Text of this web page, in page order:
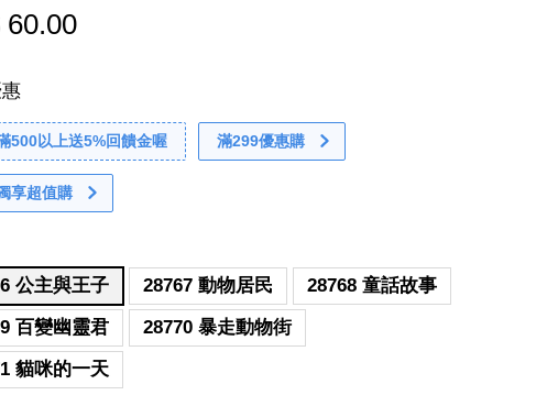
60.00
500以上送5%回饋金喔 滿299優惠購
享超值購
公主與王子
28767 動物居民
28768 童話故事
百變幽靈君
28770 暴走動物街
貓咪的一天